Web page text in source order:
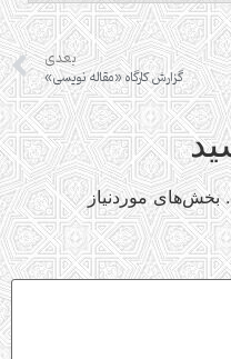
بعدی
گزارش کارگاه «مقاله نویسی»
بخش‌های موردنیاز